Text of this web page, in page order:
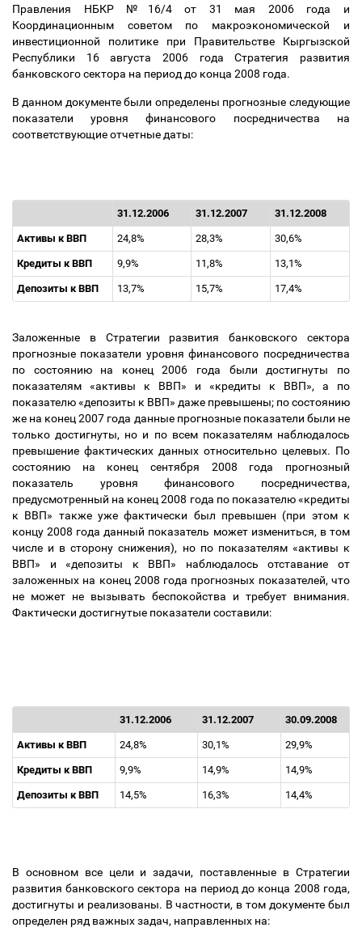
Правления НБКР №16/4 от 31 мая 2006 года и
Координационным советом по макроэкономической и
инвестиционной политике при Правительстве Кыргызской
Республики 16 августа 2006 года Стратегия развития
банковского сектора на период до конца 2008 года.
В данном документе были определены прогнозные следующие
показатели уровня финансового посредничества на
соответствующие отчетные даты:
31.12.2006 31.12.2007 31.12.2008
Активы к ВВП 24,8% 28,3% 30,6%
Кредиты к ВВП 9,9% 11,8% 13,1%
Депозиты к ВВП 13,7% 15,7% 17,4%
Заложенные в Стратегии развития банковского сектора
прогнозные показатели уровня финансового посредничества
по состоянию на конец 2006 года были достигнуты по
показателям «активы к ВВП» и «кредиты к ВВП», а по
показателю «депозиты к ВВП» даже превышены; по состоянию
же на конец 2007 года данные прогнозные показатели были не
только достигнуты, но и по всем показателям наблюдалось
превышение фактических данных относительно целевых. По
состоянию на конец сентября 2008 года прогнозный
показатель уровня финансового посредничества,
предусмотренный на конец 2008 года по показателю «кредиты
к ВВП» также уже фактически был превышен (при этом к
концу 2008 года данный показатель может измениться, в том
числе и в сторону снижения), но по показателям «активы к
ВВП» и «депозиты к ВВП» наблюдалось отставание от
заложенных на конец 2008 года прогнозных показателей, что
не может не вызывать беспокойства и требует внимания.
Фактически достигнутые показатели составили:
31.12.2006 31.12.2007 30.09.2008
Активы к ВВП 24,8% 30,1% 29,9%
Кредиты к ВВП 9,9% 14,9% 14,9%
Депозиты к ВВП 14,5% 16,3% 14,4%
В основном все цели и задачи, поставленные в Стратегии
развития банковского сектора на период до конца 2008 года,
достигнуты и реализованы. В частности, в том документе был
определен ряд важных задач, направленных на: